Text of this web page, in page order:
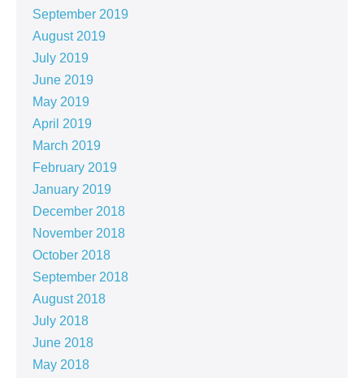
September 2019
August 2019
July 2019
June 2019
May 2019
April 2019
March 2019
February 2019
January 2019
December 2018
November 2018
October 2018
September 2018
August 2018
July 2018
June 2018
May 2018